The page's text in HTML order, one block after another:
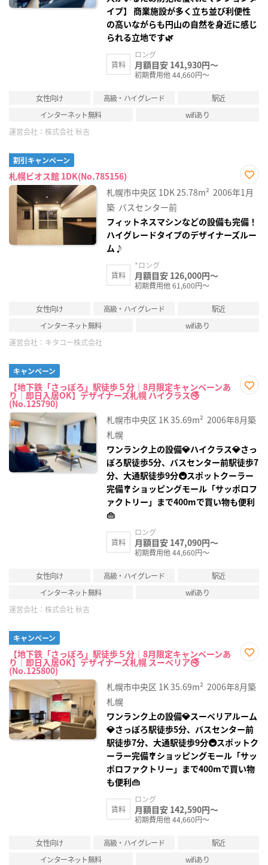
イプ】 商業施設が多く立ち並び利便性
の高いながらも円山の自然を身近に感じ
られる立地です🌿
賃料
ロング
月額目安 141,930円～
初期費用他 44,660円～
女性向け 高級・ハイグレード
駅近
インターネット無料
wifiあり
運営会社： 株式会社 秋吉
割引キャンペーン
札幌ビオス館 1DK(No.785156)
お気
に入
札幌市中央区 1DK25.78m² 2006年1月
築 バスセンター前
フィットネスマシンなどの設備も完備！
ハイグレードタイプのデザイナーズルー
ム♪
賃料
*ロング
月額目安 126,000円～
初期費用他 61,600円～
女性向け 高級・ハイグレード
駅近
インターネット無料
wifiあり
運営会社： キタコー株式会社
キャンペーン
【地下鉄「さっぽろ」駅徒歩５分｜8月限定キャンペーンあ
り｜即日入居OK】デザイナーズ札幌 ハイクラス🚭
(No.125790)
り登
録
札幌市中央区 1K35.69m² 2006年8月築
札幌
ワンランク上の設備💎ハイクラス💎さっ
ぽろ駅徒歩5分、バスセンター前駅徒歩7
分、大通駅徒歩9分🚇スポットクーラー
完備🎐ショッピングモール「サッポロフ
ァクトリー」まで400mで買い物も便利
👜
賃料
ロング
月額目安 147,090円～
初期費用他 44,660円～
女性向け 高級・ハイグレード
駅近
インターネット無料
wifiあり
運営会社： 株式会社 秋吉
キャンペーン
【地下鉄「さっぽろ」駅徒歩５分｜8月限定キャンペーンあ
り｜即日入居OK】デザイナーズ札幌 スーペリア🚭
(No.125800)
り登
録
札幌市中央区 1K35.69m² 2006年8月築
札幌
ワンランク上の設備💎スーペリアルーム
💎さっぽろ駅徒歩5分、バスセンター前
駅徒歩7分、大通駅徒歩9分🚇スポットク
ーラー完備🎐ショッピングモール「サッ
ポロファクトリー」まで400mで買い物
も便利👜
賃料
ロング
月額目安 142,590円～
初期費用他 44,660円～
女性向け 高級・ハイグレード
駅近
インターネット無料
wifiあり